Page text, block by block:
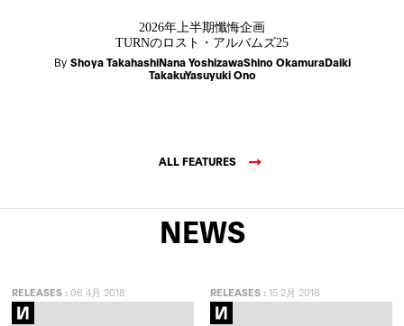
2026年上半期懺悔企画
TURNのロスト・アルバムズ25
By Shoya TakahashiNana YoshizawaShino OkamuraDaiki
TakakuYasuyuki Ono
ALL FEATURES
NEWS
RELEASES : 06 4月 2018 RELEASES:15 2月 2018